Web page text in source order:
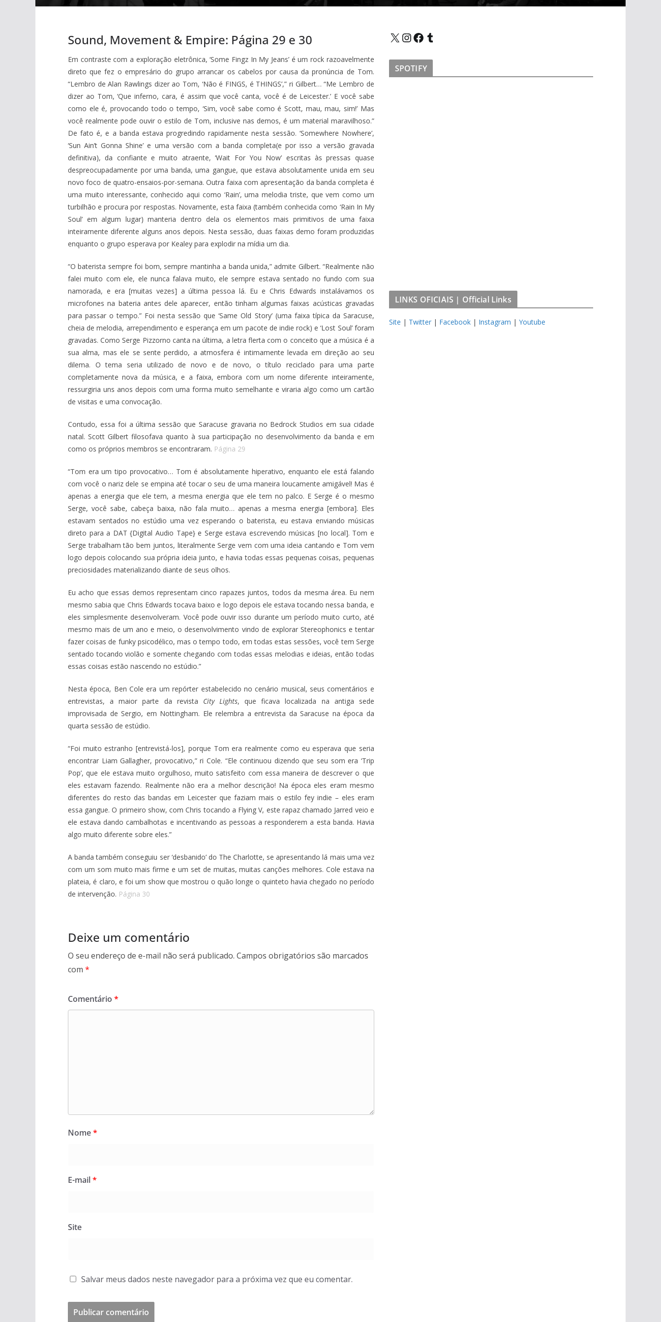
Sound, Movement & Empire: Página 29 e 30
Em contraste com a exploração eletrônica, ‘Some Fingz In My Jeans’ é um rock razoavelmente
direto que fez o empresário do grupo arrancar os cabelos por causa da pronúncia de Tom.
“Lembro de Alan Rawlings dizer ao Tom, ‘Não é FINGS, é THINGS’,” ri Gilbert… “Me Lembro de
dizer ao Tom, ‘Que inferno, cara, é assim que você canta, você é de Leicester.’ E você sabe
como ele é, provocando todo o tempo, ‘Sim, você sabe como é Scott, mau, mau, sim!’ Mas
você realmente pode ouvir o estilo de Tom, inclusive nas demos, é um material maravilhoso.”
De fato é, e a banda estava progredindo rapidamente nesta sessão. ‘Somewhere Nowhere’,
‘Sun Ain’t Gonna Shine’ e uma versão com a banda completa(e por isso a versão gravada
definitiva), da confiante e muito atraente, ‘Wait For You Now’ escritas às pressas quase
despreocupadamente por uma banda, uma gangue, que estava absolutamente unida em seu
novo foco de quatro-ensaios-por-semana. Outra faixa com apresentação da banda completa é
uma muito interessante, conhecido aqui como ‘Rain’, uma melodia triste, que vem como um
turbilhão e procura por respostas. Novamente, esta faixa (também conhecida como ‘Rain In My
Soul’ em algum lugar) manteria dentro dela os elementos mais primitivos de uma faixa
inteiramente diferente alguns anos depois. Nesta sessão, duas faixas demo foram produzidas
enquanto o grupo esperava por Kealey para explodir na mídia um dia.
“O baterista sempre foi bom, sempre mantinha a banda unida,” admite Gilbert. “Realmente não
falei muito com ele, ele nunca falava muito, ele sempre estava sentado no fundo com sua
namorada, e era [muitas vezes] a última pessoa lá. Eu e Chris Edwards instalávamos os
microfones na bateria antes dele aparecer, então tinham algumas faixas acústicas gravadas
para passar o tempo.” Foi nesta sessão que ‘Same Old Story’ (uma faixa típica da Saracuse,
cheia de melodia, arrependimento e esperança em um pacote de indie rock) e ‘Lost Soul’ foram
gravadas. Como Serge Pizzorno canta na última, a letra flerta com o conceito que a música é a
sua alma, mas ele se sente perdido, a atmosfera é intimamente levada em direção ao seu
dilema. O tema seria utilizado de novo e de novo, o título reciclado para uma parte
completamente nova da música, e a faixa, embora com um nome diferente inteiramente,
ressurgiria uns anos depois com uma forma muito semelhante e viraria algo como um cartão
de visitas e uma convocação.
Contudo, essa foi a última sessão que Saracuse gravaria no Bedrock Studios em sua cidade
natal. Scott Gilbert filosofava quanto à sua participação no desenvolvimento da banda e em
como os próprios membros se encontraram. Página 29
“Tom era um tipo provocativo… Tom é absolutamente hiperativo, enquanto ele está falando
com você o nariz dele se empina até tocar o seu de uma maneira loucamente amigável! Mas é
apenas a energia que ele tem, a mesma energia que ele tem no palco. E Serge é o mesmo
Serge, você sabe, cabeça baixa, não fala muito… apenas a mesma energia [embora]. Eles
estavam sentados no estúdio uma vez esperando o baterista, eu estava enviando músicas
direto para a DAT {Digital Audio Tape} e Serge estava escrevendo músicas [no local]. Tom e
Serge trabalham tão bem juntos, literalmente Serge vem com uma ideia cantando e Tom vem
logo depois colocando sua própria ideia junto, e havia todas essas pequenas coisas, pequenas
preciosidades materializando diante de seus olhos.
Eu acho que essas demos representam cinco rapazes juntos, todos da mesma área. Eu nem
mesmo sabia que Chris Edwards tocava baixo e logo depois ele estava tocando nessa banda, e
eles simplesmente desenvolveram. Você pode ouvir isso durante um período muito curto, até
mesmo mais de um ano e meio, o desenvolvimento vindo de explorar Stereophonics e tentar
fazer coisas de funky psicodélico, mas o tempo todo, em todas estas sessões, você tem Serge
sentado tocando violão e somente chegando com todas essas melodias e ideias, então todas
essas coisas estão nascendo no estúdio.”
Nesta época, Ben Cole era um repórter estabelecido no cenário musical, seus comentários e
entrevistas, a maior parte da revista City Lights, que ficava localizada na antiga sede
improvisada de Sergio, em Nottingham. Ele relembra a entrevista da Saracuse na época da
quarta sessão de estúdio.
“Foi muito estranho [entrevistá-los], porque Tom era realmente como eu esperava que seria
encontrar Liam Gallagher, provocativo,” ri Cole. “Ele continuou dizendo que seu som era ‘Trip
Pop’, que ele estava muito orgulhoso, muito satisfeito com essa maneira de descrever o que
eles estavam fazendo. Realmente não era a melhor descrição! Na época eles eram mesmo
diferentes do resto das bandas em Leicester que faziam mais o estilo fey indie – eles eram
essa gangue. O primeiro show, com Chris tocando a Flying V, este rapaz chamado Jarred veio e
ele estava dando cambalhotas e incentivando as pessoas a responderem a esta banda. Havia
algo muito diferente sobre eles.”
A banda também conseguiu ser ‘desbanido’ do The Charlotte, se apresentando lá mais uma vez
com um som muito mais firme e um set de muitas, muitas canções melhores. Cole estava na
plateia, é claro, e foi um show que mostrou o quão longe o quinteto havia chegado no período
de intervenção. Página 30
Deixe um comentário
O seu endereço de e-mail não será publicado. Campos obrigatórios são marcados
com *
Comentário *
Nome*
E-mail*
Site
Salvar meus dados neste navegador para a próxima vez que eu comentar.
X InstagramFacebook Tumblr
SPOTIFY
LINKS OFICIAIS | Official Links
Site | Twitter| Facebook| Instagram | Youtube